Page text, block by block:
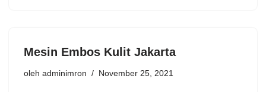
Mesin Embos Kulit Jakarta
oleh adminimron November 25, 2021